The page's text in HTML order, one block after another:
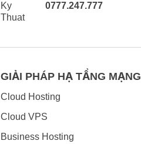
0777.247.777
GIẢI PHÁP HẠ TẦNG MẠNG
Cloud Hosting
Cloud VPS
Business Hosting